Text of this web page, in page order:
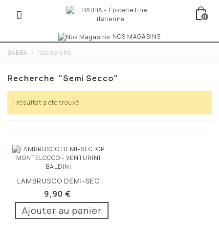
0
NOS MAGASINS
BABBA > Recherche
Recherche "semi Secco"
1 résultat a été trouvé.
LAMBRUSCO DEMI-SEC
IGP MONTELOCCO
9,90 €
Ajouter au panier